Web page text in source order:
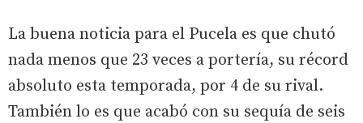
La buena noticia para el Pucela es que chutó
nada menos que 23 veces a portería, su récord
absoluto esta temporada, por 4 de su rival.
También lo es que acabó con su sequía de seis